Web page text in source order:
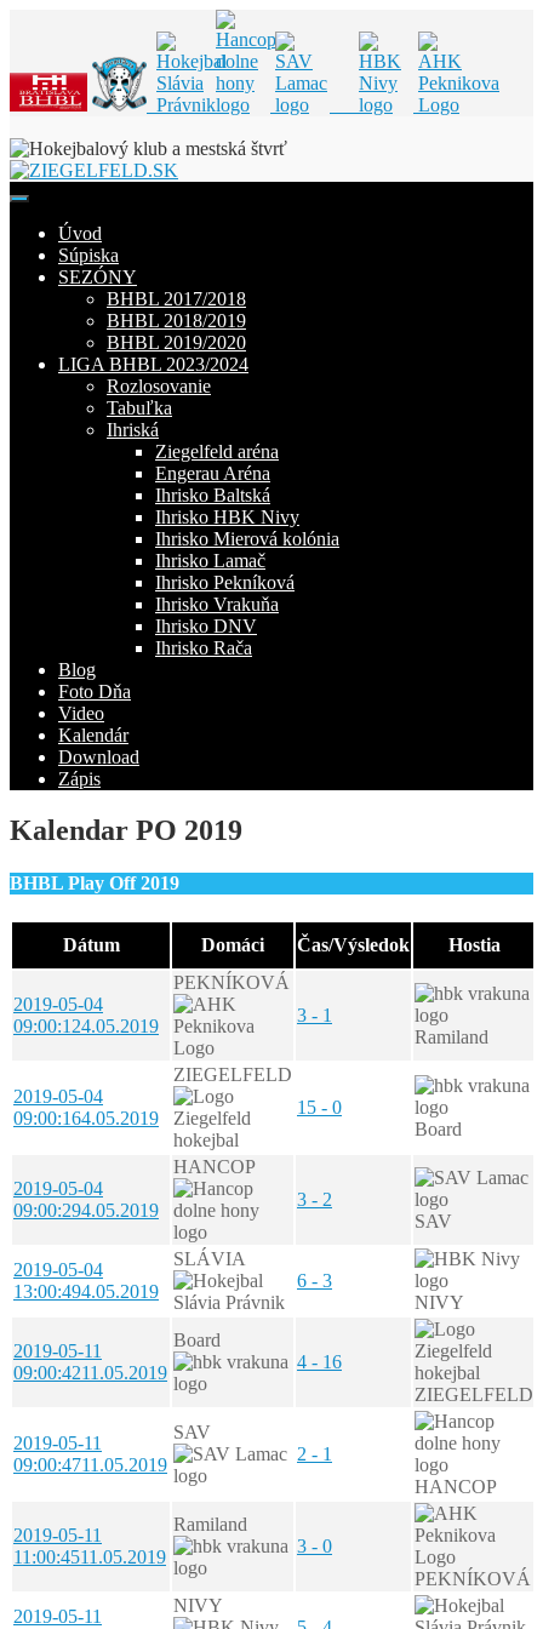
to
content
Úvod
Súpiska
SEZÓNY
BHBL 2017/2018
BHBL 2018/2019
BHBL 2019/2020
LIGA BHBL 2023/2024
Rozlosovanie
Tabuľka
Ihriská
Ziegelfeld aréna
Engerau Aréna
Ihrisko Baltská
Ihrisko HBK Nivy
Ihrisko Mierová kolónia
Ihrisko Lamač
Ihrisko Pekníková
Ihrisko Vrakuňa
Ihrisko DNV
Ihrisko Rača
Blog
Foto Dňa
Video
Kalendár
Download
Zápis
Kalendar PO 2019
BHBL Play Off 2019
Dátum Domáci Čas/Výsledok Hostia
2019-05-04
09:00:124.05.2019
PEKNÍKOVÁ
3 - 1
Ramiland
2019-05-04
09:00:164.05.2019
ZIEGELFELD
15 - 0
Board
2019-05-04
09:00:294.05.2019
HANCOP
3 - 2
SAV
2019-05-04
13:00:494.05.2019
SLÁVIA
6 - 3
NIVY
2019-05-11
09:00:4211.05.2019
Board
4 - 16
ZIEGELFELD
2019-05-11
09:00:4711.05.2019
SAV
2 - 1
HANCOP
2019-05-11
11:00:4511.05.2019
Ramiland
3 - 0
PEKNÍKOVÁ
2019-05-11
NIVY